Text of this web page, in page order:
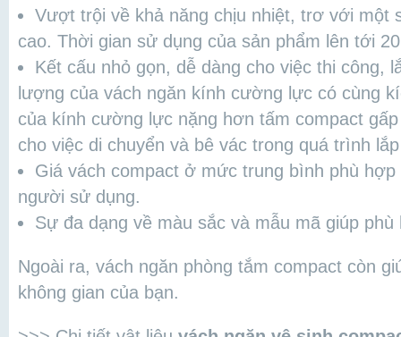
Vượt trội về khả năng chịu nhiệt, trơ với một
cao. Thời gian sử dụng của sản phẩm lên tới
Kết cấu nhỏ gọn, dễ dàng cho việc thi công,
lượng của vách ngăn kính cường lực có cùng
của kính cường lực nặng hơn tấm compact
cho việc di chuyển và bê vác trong quá trình
Giá vách compact ở mức trung bình phù
người sử dụng.
Sự đa dạng về màu sắc và mẫu mã giúp
Ngoài ra, vách ngăn phòng tắm compact còn
không gian của bạn.